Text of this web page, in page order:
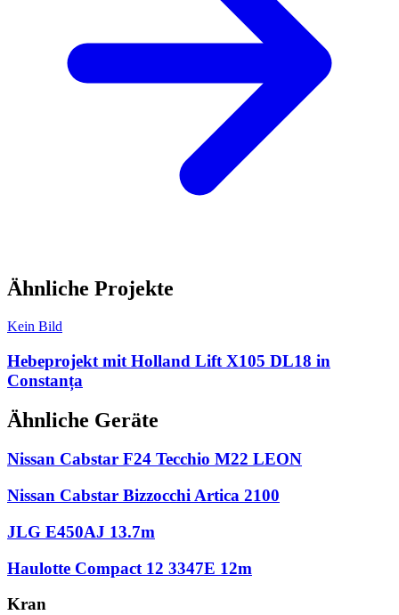
Ähnliche Projekte
Kein Bild
Hebeprojekt mit Holland Lift X105 DL18 in
Constanța
Ähnliche Geräte
Nissan Cabstar F24 Tecchio M22 LEON
Nissan Cabstar Bizzocchi Artica 2100
JLG E450AJ 13.7m
Haulotte Compact 12 3347E 12m
Kran